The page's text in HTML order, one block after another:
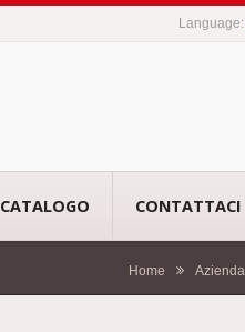
CONTATTACI
Home Azienda